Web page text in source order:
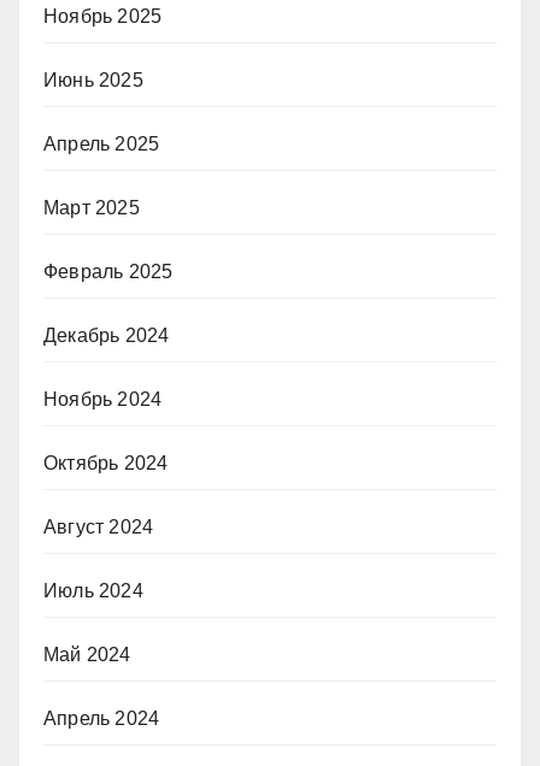
Ноябрь 2025
Июнь 2025
Апрель 2025
Март 2025
Февраль 2025
Декабрь 2024
Ноябрь 2024
Октябрь 2024
Август 2024
Июль 2024
Май 2024
Апрель 2024